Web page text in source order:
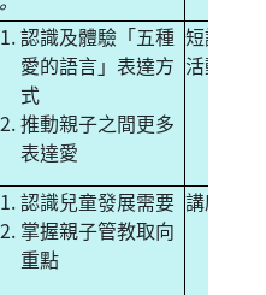
認識及體驗「五種
愛的語言」表達方
式
推動親子之間更多
表達愛
短講+體
活動
認識兒童發展需要
掌握親子管教取向
重點
講座